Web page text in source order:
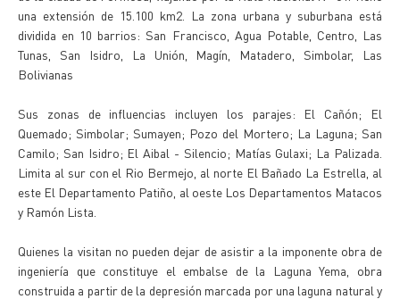
una extensión de 15.100 km2. La zona urbana y suburbana está
dividida en 10 barrios: San Francisco, Agua Potable, Centro, Las
Tunas, San Isidro, La Unión, Magín, Matadero, Simbolar, Las
Bolivianas
Sus zonas de influencias incluyen los parajes: El Cañón; El
Quemado; Simbolar; Sumayen; Pozo del Mortero; La Laguna; San
Camilo; San Isidro; El Aibal - Silencio; Matías Gulaxi; La Palizada.
Limita al sur con el Rio Bermejo, al norte El Bañado La Estrella, al
este El Departamento Patiño, al oeste Los Departamentos Matacos
y Ramón Lista.
Quienes la visitan no pueden dejar de asistir a la imponente obra de
ingeniería que constituye el embalse de la Laguna Yema, obra
construida a partir de la depresión marcada por una laguna natural y